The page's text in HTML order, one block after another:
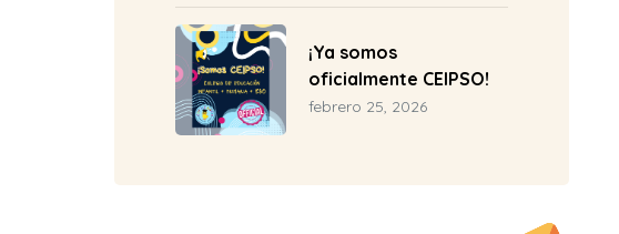
Baroja
¡Ya somos
oficialmente CEIPSO!
febrero 25, 2026